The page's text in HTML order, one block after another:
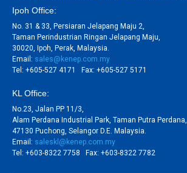
Ipoh Office:
No. 31 & 33, Persiaran Jelapang Maju 2,
Taman Perindustrian Ringan Jelapang Maju,
30020, Ipoh, Perak, Malaysia.
Email: sales@kenep.com.my
Tel: +605-527 4171 Fax: +605-527 5171
KL Office:
No.23, Jalan PP 11/3,
Alam Perdana Industrial Park, Taman Putra Perdana,
47130 Puchong, Selangor D.E. Malaysia.
Email: saleskl@kenep.com.my
Tel: +603-8322 7758 Fax: +603-8322 7782